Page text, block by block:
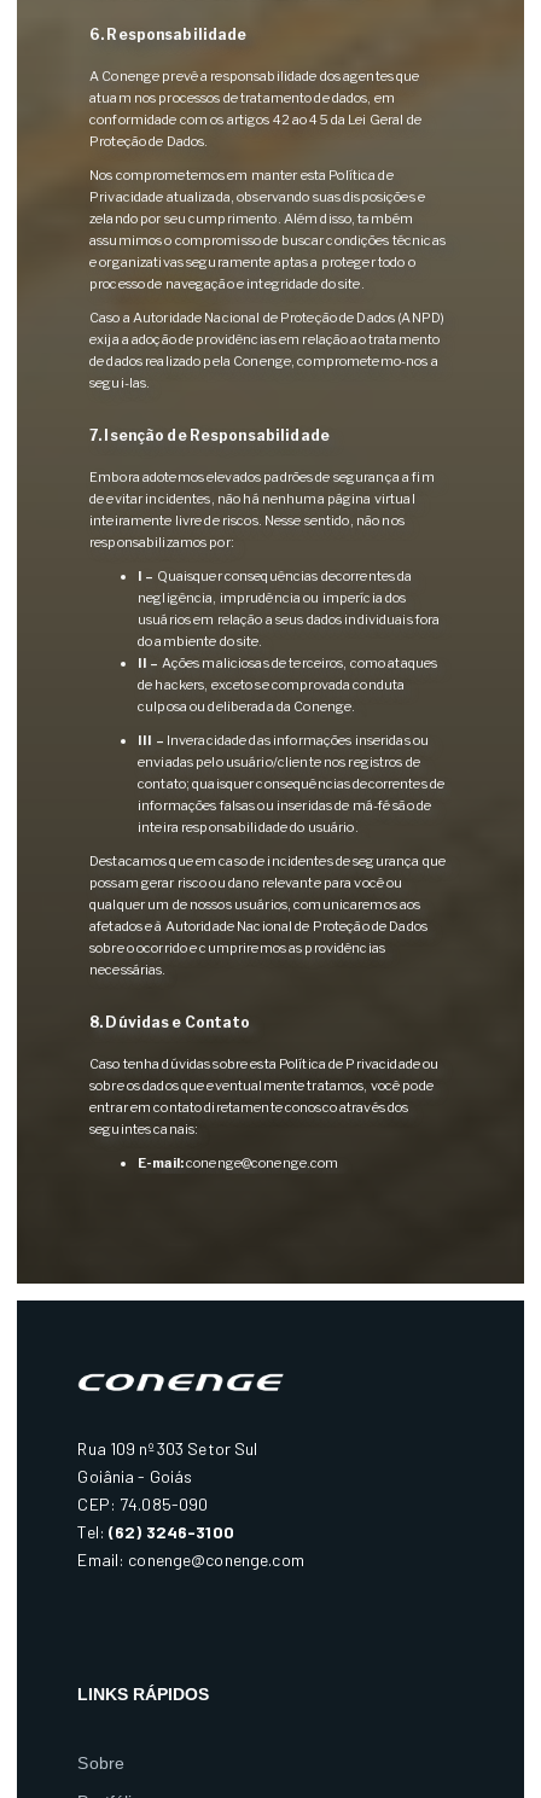
6. Responsabilidade
A Conenge prevê a responsabilidade dos agentes que
atuam nos processos de tratamento de dados, em
conformidade com os artigos 42 ao 45 da Lei Geral de
Proteção de Dados.
Nos comprometemos em manter esta Política de
Privacidade atualizada, observando suas disposições e
zelando por seu cumprimento. Além disso, também
assumimos o compromisso de buscar condições técnicas
e organizativas seguramente aptas a proteger todo o
processo de navegação e integridade do site.
Caso a Autoridade Nacional de Proteção de Dados (ANPD)
exija a adoção de providências em relação ao tratamento
de dados realizado pela Conenge, comprometemo-nos a
segui-las.
7. Isenção de Responsabilidade
Embora adotemos elevados padrões de segurança a fim
de evitar incidentes, não há nenhuma página virtual
inteiramente livre de riscos. Nesse sentido, não nos
responsabilizamos por:
I – Quaisquer consequências decorrentes da
negligência, imprudência ou imperícia dos
usuários em relação a seus dados individuais fora
do ambiente do site.
II – Ações maliciosas de terceiros, como ataques
de hackers, exceto se comprovada conduta
culposa ou deliberada da Conenge.
III – Inveracidade das informações inseridas ou
enviadas pelo usuário/cliente nos registros de
contato; quaisquer consequências decorrentes de
informações falsas ou inseridas de má-fé são de
inteira responsabilidade do usuário.
Destacamos que em caso de incidentes de segurança que
possam gerar risco ou dano relevante para você ou
qualquer um de nossos usuários, comunicaremos aos
afetados e à Autoridade Nacional de Proteção de Dados
sobre o ocorrido e cumpriremos as providências
necessárias.
8. Dúvidas e Contato
Caso tenha dúvidas sobre esta Política de Privacidade ou
sobre os dados que eventualmente tratamos, você pode
entrar em contato diretamente conosco através dos
seguintes canais:
E-mail:conenge@conenge.com
Rua 109 nº 303 Setor Sul
Goiânia - Goiás
CEP: 74.085-090
Tel:(62) 3246-3100
Email: conenge@conenge.com
LINKS RÁPIDOS
Sobre